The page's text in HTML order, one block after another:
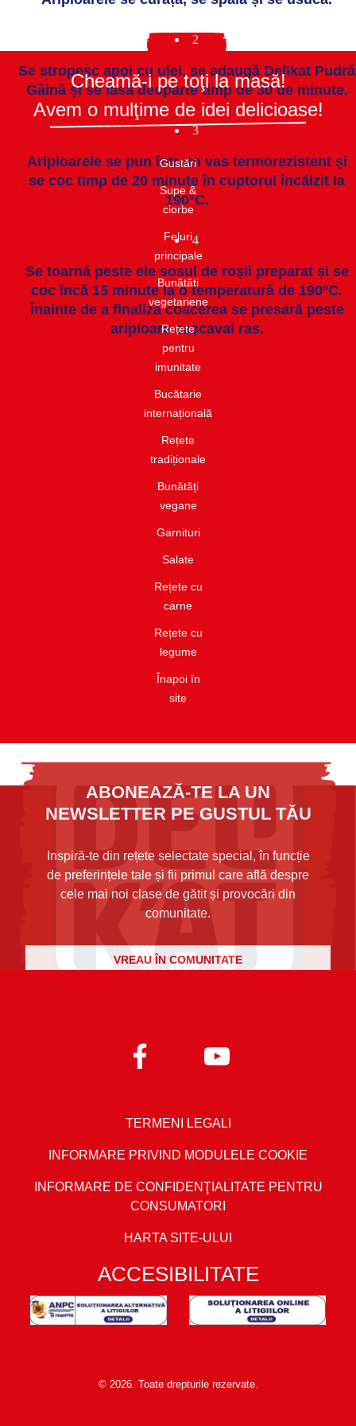
2
Se stropesc apoi cu ulei, se adaugă Delikat Pudră
Găină și se lasă deoparte timp de 30 de minute.
3
Aripioarele se pun într-un vas termorezistent și
se coc timp de 20 minute în cuptorul încălzit la
190°C.
4
Se toarnă peste ele sosul de roșii preparat și se
coc încă 15 minute la o temperatură de 190°C.
Înainte de a finaliza coacerea se presară peste
aripioare cașcaval ras.
Cheamă-i pe toţi la masă!
Avem o mulţime de idei delicioase!
Gustări​
Supe &
ciorbe​
Feluri
principale
Bunătăti
vegetariene
Rețete
pentru
imunitate​
Bucătarie
internațională​
Rețete
tradiționale
Bunătăți
vegane
Garnituri​
Salate​
Rețete cu
carne​
Rețete cu
legume
Înapoi în
site
ABONEAZĂ-TE LA UN
NEWSLETTER PE GUSTUL TĂU
Inspiră-te din rețete selectate special, în funcție
de preferințele tale și fii primul care află despre
cele mai noi clase de gătit și provocări din
comunitate.
VREAU ÎN COMUNITATE
TERMENI LEGALI
INFORMARE PRIVIND MODULELE COOKIE
INFORMARE DE CONFIDENŢIALITATE PENTRU
CONSUMATORI
HARTA SITE-ULUI
ACCESIBILITATE
© 2026. Toate drepturile rezervate.